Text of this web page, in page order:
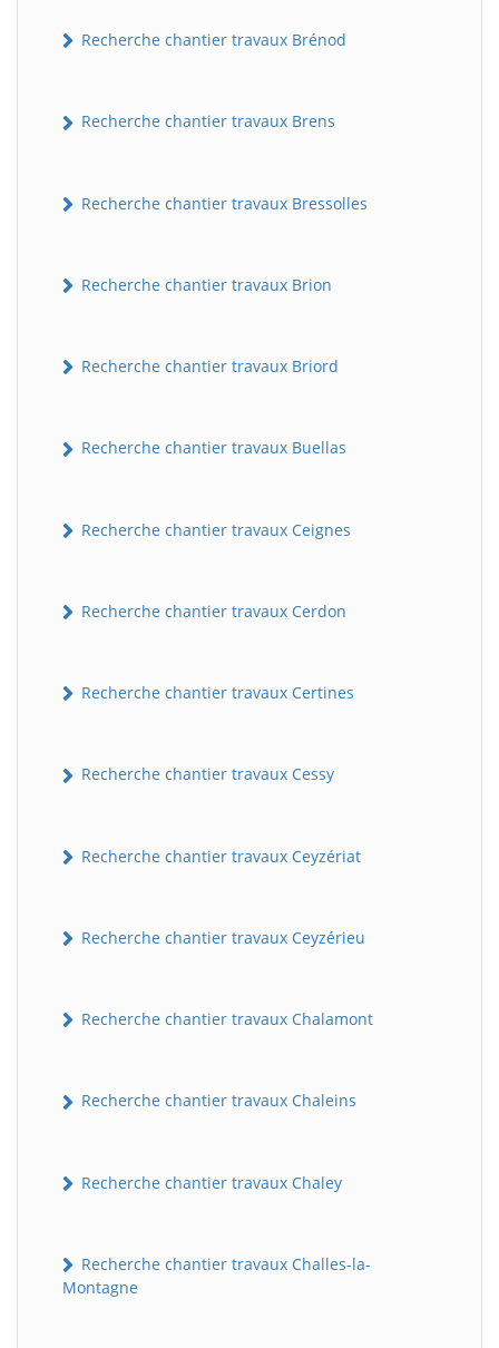
Recherche chantier travaux Brénod
Recherche chantier travaux Brens
Recherche chantier travaux Bressolles
Recherche chantier travaux Brion
Recherche chantier travaux Briord
Recherche chantier travaux Buellas
Recherche chantier travaux Ceignes
Recherche chantier travaux Cerdon
Recherche chantier travaux Certines
Recherche chantier travaux Cessy
Recherche chantier travaux Ceyzériat
Recherche chantier travaux Ceyzérieu
Recherche chantier travaux Chalamont
Recherche chantier travaux Chaleins
Recherche chantier travaux Chaley
Recherche chantier travaux Challes-la-
Montagne